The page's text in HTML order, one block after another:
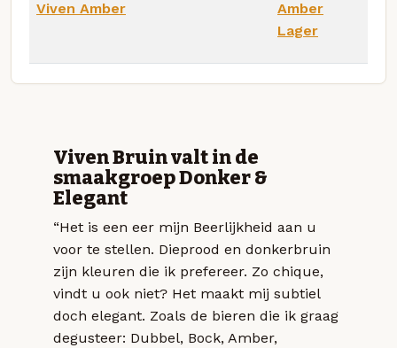
Viven Amber
Amber
Lager
Viven Bruin valt in de
smaakgroep Donker &
Elegant
“Het is een eer mijn Beerlijkheid aan u
voor te stellen. Dieprood en donkerbruin
zijn kleuren die ik prefereer. Zo chique,
vindt u ook niet? Het maakt mij subtiel
doch elegant. Zoals de bieren die ik graag
degusteer: Dubbel, Bock, Amber,